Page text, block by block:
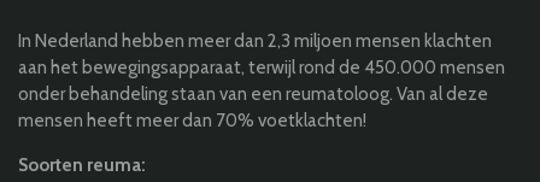
In Nederland hebben meer dan 2,3 miljoen mensen klachten
aan het bewegingsapparaat, terwijl rond de 450.000 mensen
onder behandeling staan van een reumatoloog. Van al deze
mensen heeft meer dan 70% voetklachten!
Soorten reuma: